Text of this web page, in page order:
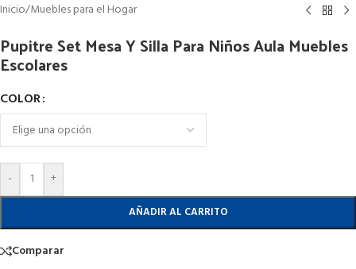
Inicio/Muebles para el Hogar
Pupitre Set Mesa Y Silla Para Niños Aula Muebles
Escolares
COLOR
- +
AÑADIR AL CARRITO
Comparar